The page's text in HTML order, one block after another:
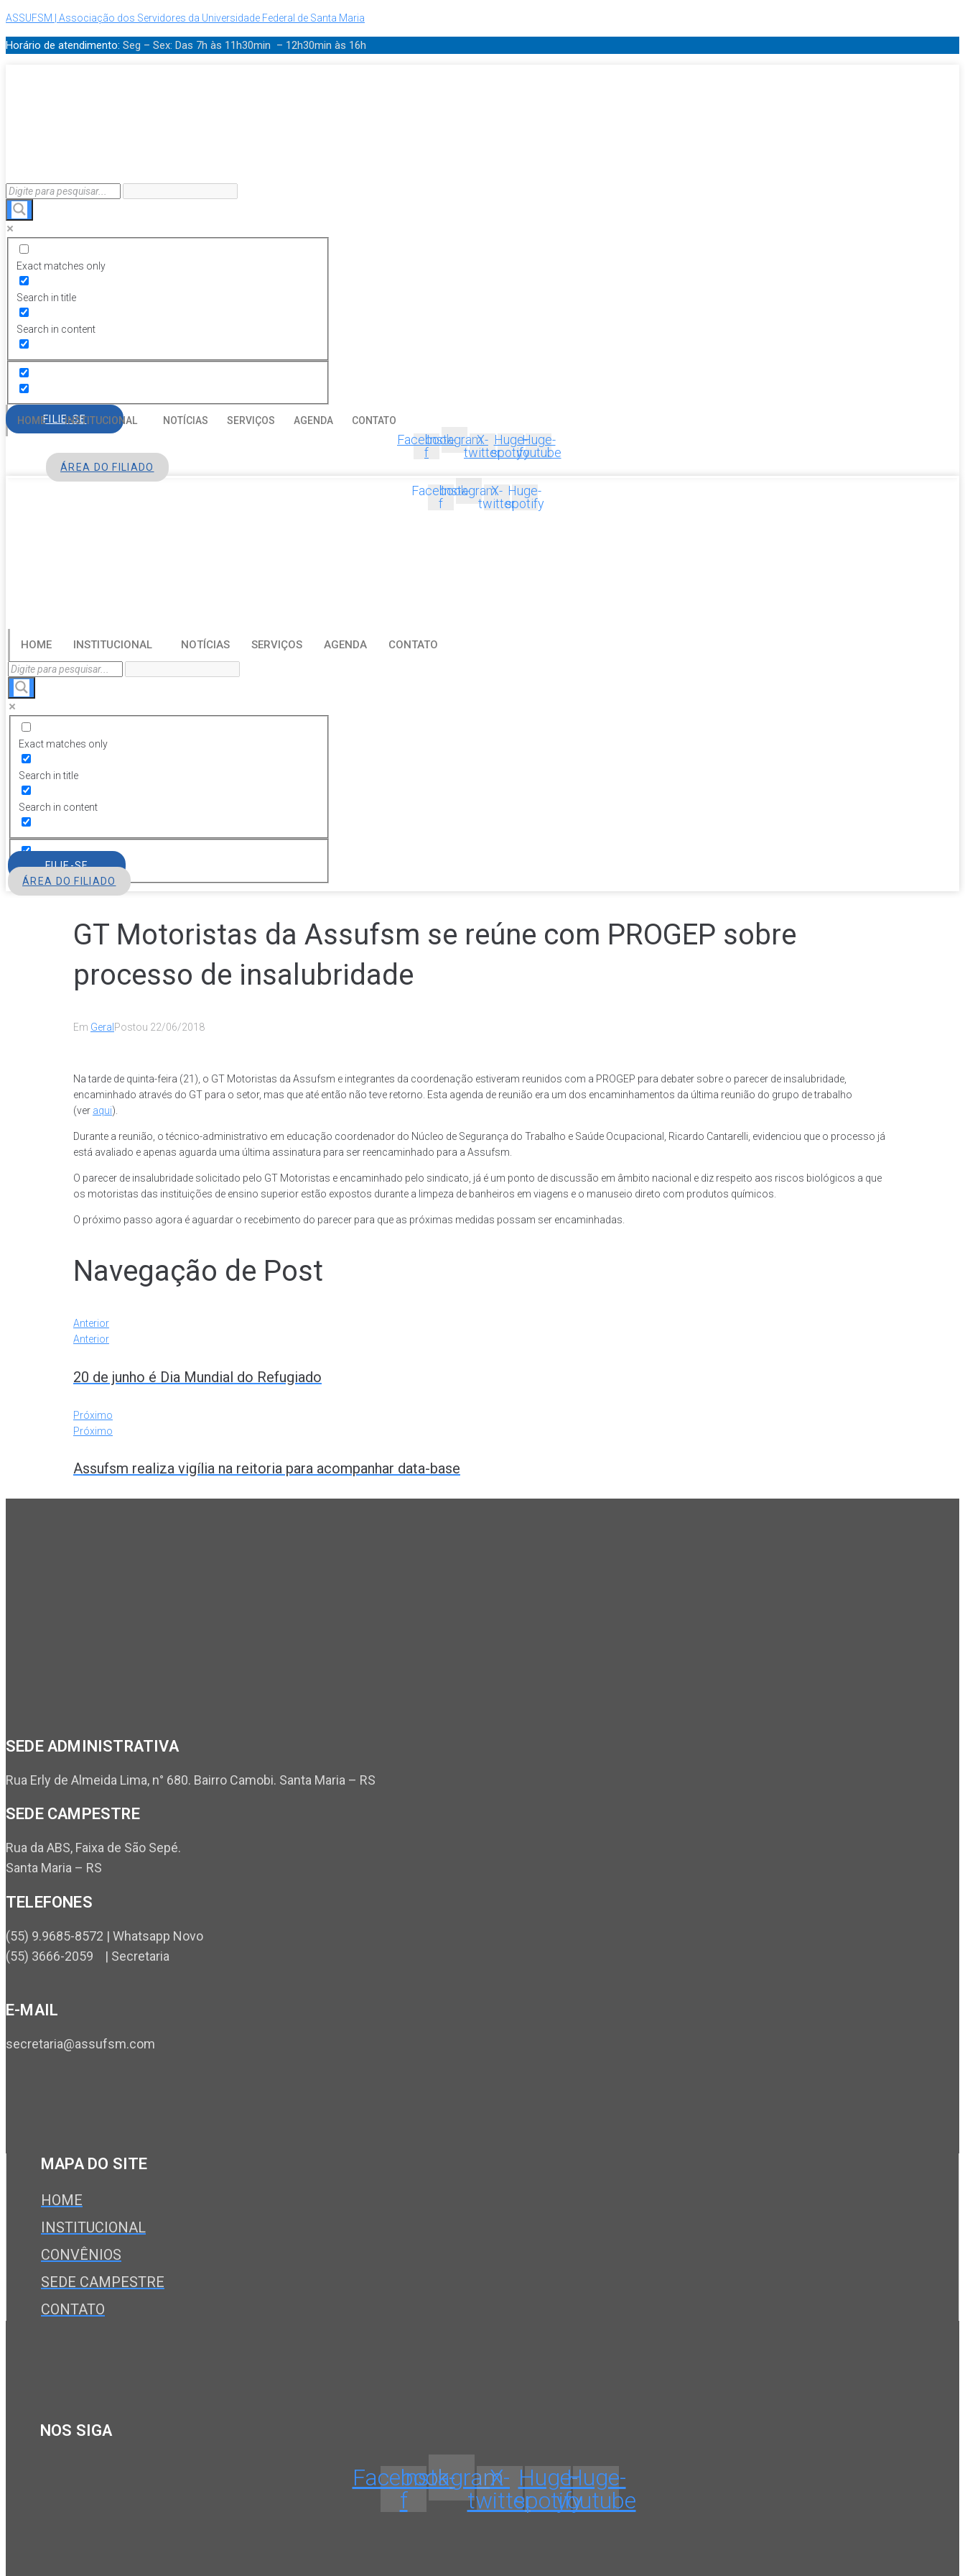
ASSUFSM | Associação dos Servidores da Universidade Federal de Santa Maria
Horário de atendimento: Seg – Sex: Das 7h às 11h30min – 12h30min às 16h
Exact matches only
Search in title
Search in content
HOME INSTITUCIONAL NOTÍCIAS SERVIÇOS AGENDA CONTATO
FILIE-SE
Facebook-
f
InstagramX-
twitter
Huge-
spotify
Huge-
youtube
ÁREA DO FILIADO
Facebook-
f
InstagramX-
twitter
Huge-
spotify
HOME INSTITUCIONAL NOTÍCIAS SERVIÇOS AGENDA CONTATO
Exact matches only
Search in title
Search in content
FILIE-SE
ÁREA DO FILIADO
GT Motoristas da Assufsm se reúne com PROGEP sobre
processo de insalubridade
Em Geral Postou 22/06/2018
Na tarde de quinta-feira (21), o GT Motoristas da Assufsm e integrantes da coordenação estiveram reunidos com a PROGEP para debater sobre o parecer de insalubridade,
encaminhado através do GT para o setor, mas que até então não teve retorno. Esta agenda de reunião era um dos encaminhamentos da última reunião do grupo de trabalho
(ver aqui).
Durante a reunião, o técnico-administrativo em educação coordenador do Núcleo de Segurança do Trabalho e Saúde Ocupacional, Ricardo Cantarelli, evidenciou que o processo já
está avaliado e apenas aguarda uma última assinatura para ser reencaminhado para a Assufsm.
O parecer de insalubridade solicitado pelo GT Motoristas e encaminhado pelo sindicato, já é um ponto de discussão em âmbito nacional e diz respeito aos riscos biológicos a que
os motoristas das instituições de ensino superior estão expostos durante a limpeza de banheiros em viagens e o manuseio direto com produtos químicos.
O próximo passo agora é aguardar o recebimento do parecer para que as próximas medidas possam ser encaminhadas.
Navegação de Post
Anterior
Anterior
20 de junho é Dia Mundial do Refugiado
Próximo
Próximo
Assufsm realiza vigília na reitoria para acompanhar data-base
SEDE ADMINISTRATIVA
Rua Erly de Almeida Lima, n° 680. Bairro Camobi. Santa Maria – RS
SEDE CAMPESTRE
Rua da ABS, Faixa de São Sepé.
Santa Maria – RS
TELEFONES
(55) 9.9685-8572 | Whatsapp Novo
(55) 3666-2059 | Secretaria
E-MAIL
secretaria@assufsm.com
MAPA DO SITE
HOME
INSTITUCIONAL
CONVÊNIOS
SEDE CAMPESTRE
CONTATO
NOS SIGA
Facebook-
f
Instagram
X-
twitter
Huge-
spotify
Huge-
youtube